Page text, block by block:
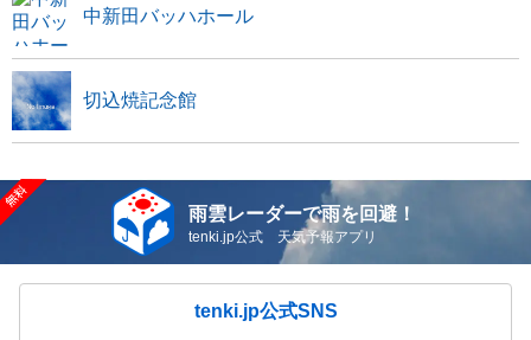
中新田バッハホール
切込焼記念館
雨雲レーダーで雨を回避！
tenki.jp公式 天気予報アプリ
tenki.jp公式SNS